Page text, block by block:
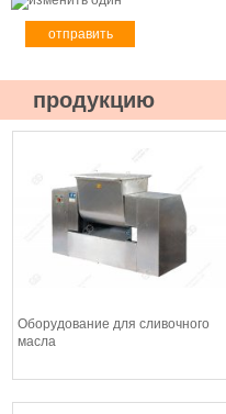
продукцию
Оборудование для сливочного
масла